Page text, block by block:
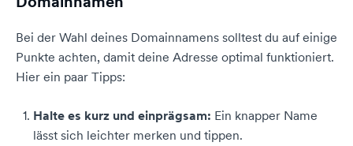
Bei der Wahl deines Domainnamens solltest du auf einige
Punkte achten, damit deine Adresse optimal funktioniert.
Hier ein paar Tipps:
Halte es kurz und einprägsam: Ein knapper Name
lässt sich leichter merken und tippen.